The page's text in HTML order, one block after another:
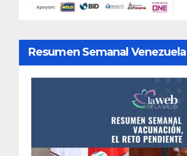
Resumen Semanal Venezuela